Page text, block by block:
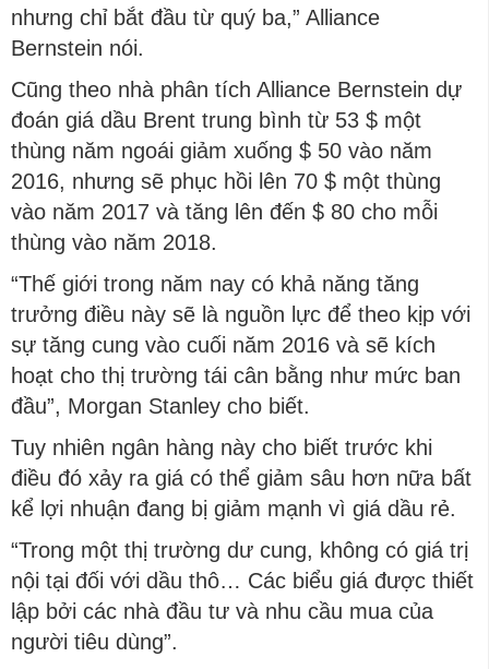
nhưng chỉ bắt đầu từ quý ba,” Alliance
Bernstein nói.
Cũng theo nhà phân tích Alliance Bernstein dự
đoán ​​giá dầu Brent trung bình từ 53 $ một
thùng năm ngoái giảm xuống $ 50 vào năm
2016, nhưng sẽ phục hồi lên 70 $ một thùng
vào năm 2017 và tăng lên đến $ 80 cho mỗi
thùng vào năm 2018.
“Thế giới trong năm nay có khả năng tăng
trưởng điều này sẽ là nguồn lực để theo kịp với
sự tăng cung vào cuối năm 2016 và sẽ kích
hoạt cho thị trường tái cân bằng như mức ban
đầu”, Morgan Stanley cho biết.
Tuy nhiên ngân hàng này cho biết trước khi
điều đó xảy ra giá có thể giảm sâu hơn nữa bất
kể lợi nhuận đang bị giảm mạnh vì giá dầu rẻ.
“Trong một thị trường dư cung, không có giá trị
nội tại đối với dầu thô… Các biểu giá được thiết
lập bởi các nhà đầu tư và nhu cầu mua của
người tiêu dùng”.